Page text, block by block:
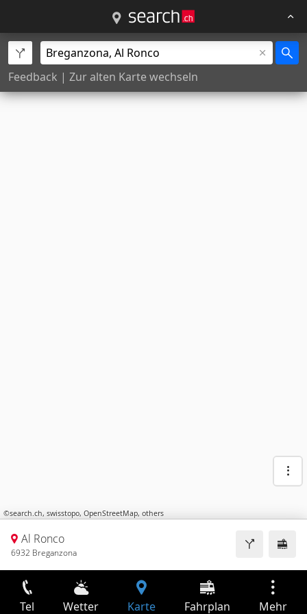
Feedback | Zur alten Karte wechseln
©search.ch, swisstopo, OpenStreetMap, others
Al Ronco
6932 Breganzona
Tel Wetter Karte Fahrplan Mehr